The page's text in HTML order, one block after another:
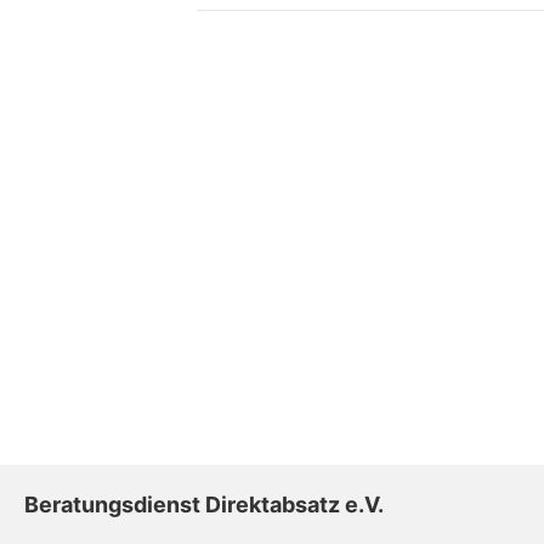
Beratungsdienst Direktabsatz e.V.